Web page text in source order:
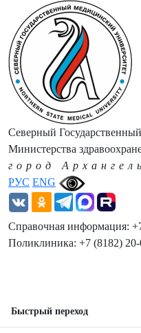
РУС ENG
Северный
Министерства
город
Справочная информация:
Поликлиника: +7 (8182)
Быстрый переход